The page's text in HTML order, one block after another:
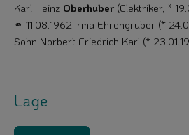
Karl Heinz Oberhuber (Elektriker, *
⚭ 11.08.1962 Irma Ehrengruber (*
Sohn Norbert Friedrich Karl (*
Lage